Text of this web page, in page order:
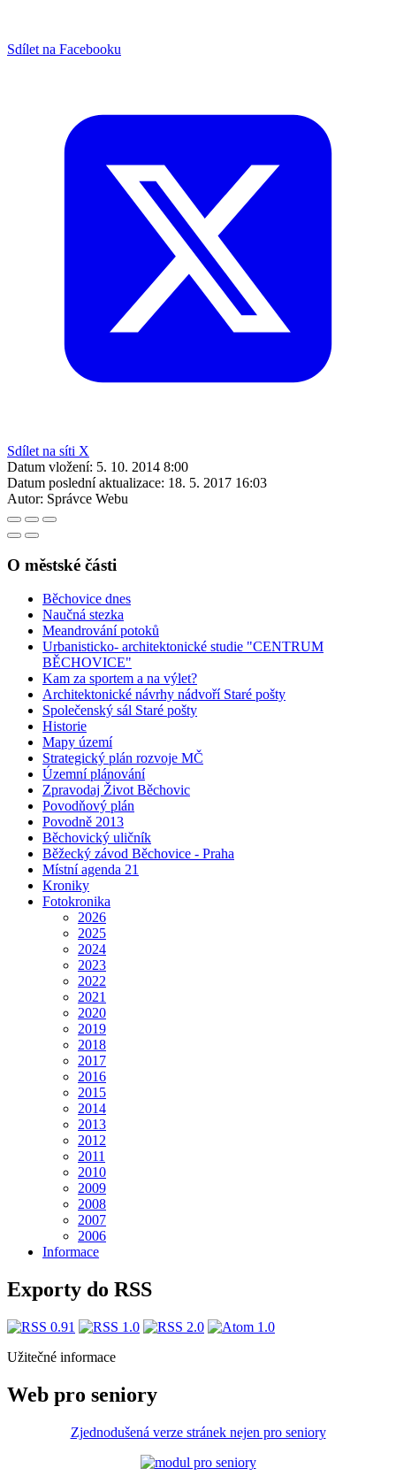
Sdílet na Facebooku
Sdílet na síti X
Datum vložení: 5. 10. 2014 8:00
Datum poslední aktualizace: 18. 5. 2017 16:03
Autor: Správce Webu
O městské části
Běchovice dnes
Naučná stezka
Meandrování potoků
Urbanisticko- architektonické studie "CENTRUM
BĚCHOVICE"
Kam za sportem a na výlet?
Architektonické návrhy nádvoří Staré pošty
Společenský sál Staré pošty
Historie
Mapy území
Strategický plán rozvoje MČ
Územní plánování
Zpravodaj Život Běchovic
Povodňový plán
Povodně 2013
Běchovický uličník
Běžecký závod Běchovice - Praha
Místní agenda 21
Kroniky
Fotokronika
2026
2025
2024
2023
2022
2021
2020
2019
2018
2017
2016
2015
2014
2013
2012
2011
2010
2009
2008
2007
2006
Informace
Exporty do RSS
Užitečné informace
Web pro seniory
Zjednodušená verze stránek nejen pro seniory